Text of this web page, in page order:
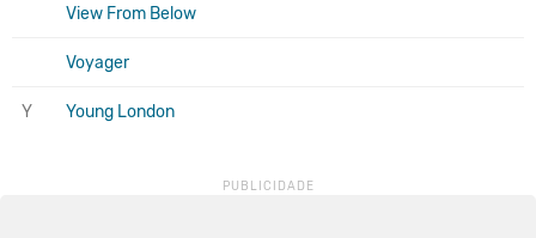
View From Below
Voyager
Y Young London